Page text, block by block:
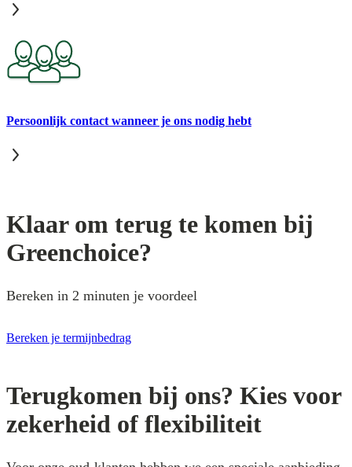
Persoonlijk contact wanneer je ons nodig hebt
Klaar om terug te komen bij
Greenchoice?
Bereken in 2 minuten je voordeel
Bereken je termijnbedrag
Terugkomen bij ons? Kies voor
zekerheid of flexibiliteit